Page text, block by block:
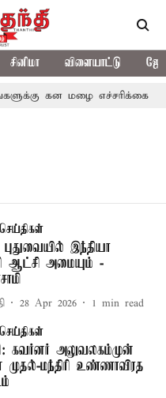
சினிமா விளையாட்டு
கன மழை எச்சரிக்கை
புதுவையில் இந்தியா
ஆட்சி அமையும் -
28 Apr 2026 1 min read
கவர்னர் அலுவலகம்முன்
மந்திரி உண்ணாவிரத